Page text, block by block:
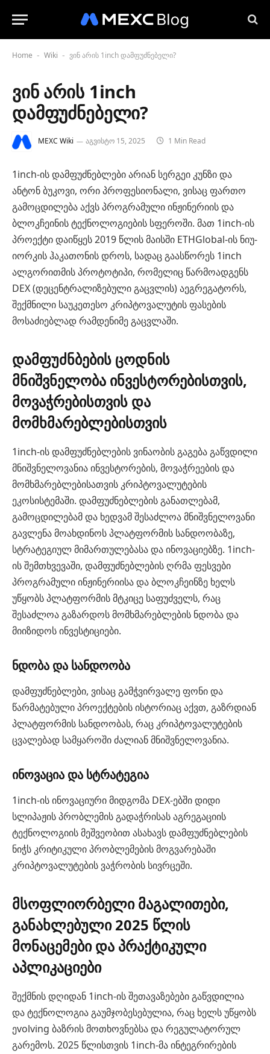
Home - Wiki - ვინ არის 1inch დამფუძნებელი?
ვინ არის 1inch
დამფუძნებელი?
MEXC Wiki აგვისტო 15, 2025 1 Min Read
1inch-ის დამფუძნებლები არიან სერგეი კუნზი და
ანტონ ბუკოვი, ორი პროფესიონალი, ვისაც ფართო
გამოცდილება აქვს პროგრამული ინჟინერიის და
ბლოკჩეინის ტექნოლოგიების სფეროში. მათ 1inch-ის
პროექტი დაიწყეს 2019 წლის მაისში ETHGlobal-ის ნიუ-
იორკის ჰაკათონის დროს, სადაც გაასწორეს 1inch
ალგორითმის პროტოტიპი, რომელიც წარმოადგენს
DEX (დეცენტრალიზებული გაცვლის) აეგრეგატორს,
შექმნილი საუკეთესო კრიპტოვალუტის ფასების
მოსაძიებლად რამდენიმე გაცვლაში.
დამფუძნბების ცოდნის
მნიშვნელობა ინვესტორებისთვის,
მოვაჭრებისთვის და
მომხმარებლებისთვის
1inch-ის დამფუძნებლების ვინაობის გაგება გაწვდილი
მნიშვნელოვანია ინვესტორების, მოვაჭრეების და
მომხმარებლებისათვის კრიპტოვალუტების
ეკოსისტემაში. დამფუძნებლების განათლებამ,
გამოცდილებამ და ხედვამ შესაძლოა მნიშვნელოვანი
გავლენა მოახდინოს პლატფორმის სანდოობაზე,
სტრატეგიულ მიმართულებასა და ინოვაციებზე. 1inch-
ის შემთხვევაში, დამფუძნებლების ღრმა ფესვები
პროგრამული ინჟინერიისა და ბლოკჩეინზე ხელს
უწყობს პლატფორმის მტკიცე საფუძველს, რაც
შესაძლოა გაზარდოს მომხმარებლების ნდობა და
მიიზიდოს ინვესტიციები.
ნდობა და სანდოობა
დამფუძნებლები, ვისაც გამჭვირვალე ფონი და
წარმატებული პროექტების ისტორიაც აქვთ, გაზრდიან
პლატფორმის სანდოობას, რაც კრიპტოვალუტების
ცვალებად სამყაროში ძალიან მნიშვნელოვანია.
ინოვაცია და სტრატეგია
1inch-ის ინოვაციური მიდგომა DEX-ებში დიდი
სლიპაჟის პრობლემის გადაჭრისას აგრეგაციის
ტექნოლოგიის მეშვეობით ასახავს დამფუძნებლების
ნიჭს კრიტიკული პრობლემების მოგვარებაში
კრიპტოვალუტების ვაჭრობის სივრცეში.
მსოფლიორბელი მაგალითები,
განახლებული 2025 წლის
მონაცემები და პრაქტიკული
აპლიკაციები
შექმნის დღიდან 1inch-ის შეთავაზებები გაწვდილია
და ტექნოლოგია გაუმჯობესებულია, რაც ხელს უწყობს
ეvolving ბაზრის მოთხოვნებსა და რეგულატორულ
გარემოს. 2025 წლისთვის 1inch-მა ინტეგრირების